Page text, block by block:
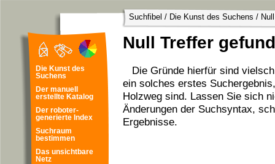
Suchfibel / Die Kunst des Suchens /
Null Treffer
Die Gründe hierfür sind
ein solches erstes
Holzweg sind. Lassen Sie sich
Änderungen der Suchsyntax,
Ergebnisse.
Die Kunst des
Suchens
Der manuell
erstellte Katalog
Der roboter-
generierte Index
Suchraum
bestimmen
Das unsichtbare
Netz